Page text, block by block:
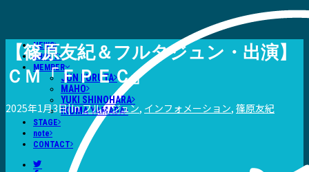
NEWS
ABOUT
MEMBER
JUN FURUTA
MAHO
YUKI SHINOHARA
IKUMA YAMADA
STAGE
note
CONTACT
【篠原友紀＆フルタジュン・出演】
ＣＭ「ＦＰＥＣ」
2025年1月3日|Inフルタジュン, インフォメーション, 篠原友紀